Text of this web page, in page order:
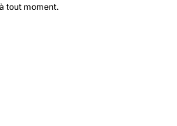
tout moment.